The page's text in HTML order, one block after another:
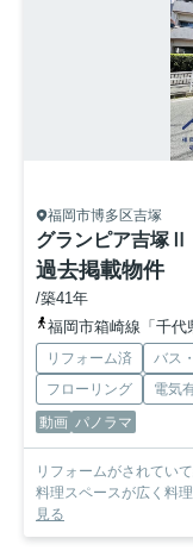
福岡市博多区吉塚
グランピア吉塚Ⅱ
過去掲載物件
/築41年
福岡市箱崎線「千代
リフォーム済 バス
フローリング
電気
動画 パノラマ
リフォームがされてい
料理スペースが広く料
見る